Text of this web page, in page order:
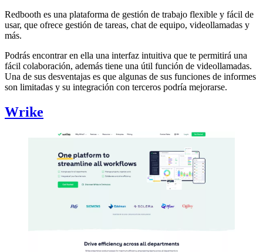
Redbooth es una plataforma de gestión de trabajo flexible y fácil de
usar, que ofrece gestión de tareas, chat de equipo, videollamadas y
más.
Podrás encontrar en ella una interfaz intuitiva que te permitirá una
fácil colaboración, además tiene una útil función de videollamadas.
Una de sus desventajas es que algunas de sus funciones de informes
son limitadas y su integración con terceros podría mejorarse.
Wrike